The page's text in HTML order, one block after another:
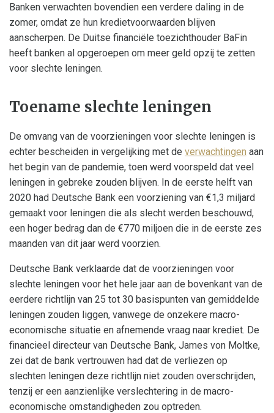
Banken verwachten bovendien een verdere daling in de
zomer, omdat ze hun kredietvoorwaarden blijven
aanscherpen. De Duitse financiële toezichthouder BaFin
heeft banken al opgeroepen om meer geld opzij te zetten
voor slechte leningen.
Toename slechte leningen
De omvang van de voorzieningen voor slechte leningen is
echter bescheiden in vergelijking met de verwachtingen aan
het begin van de pandemie, toen werd voorspeld dat veel
leningen in gebreke zouden blijven. In de eerste helft van
2020 had Deutsche Bank een voorziening van €1,3 miljard
gemaakt voor leningen die als slecht werden beschouwd,
een hoger bedrag dan de €770 miljoen die in de eerste zes
maanden van dit jaar werd voorzien.
Deutsche Bank verklaarde dat de voorzieningen voor
slechte leningen voor het hele jaar aan de bovenkant van de
eerdere richtlijn van 25 tot 30 basispunten van gemiddelde
leningen zouden liggen, vanwege de onzekere macro-
economische situatie en afnemende vraag naar krediet. De
financieel directeur van Deutsche Bank, James von Moltke,
zei dat de bank vertrouwen had dat de verliezen op
slechten leningen deze richtlijn niet zouden overschrijden,
tenzij er een aanzienlijke verslechtering in de macro-
economische omstandigheden zou optreden.